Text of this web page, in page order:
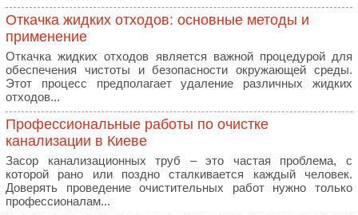
Откачка жидких отходов: основные методы и
применение
Откачка жидких отходов является важной процедурой для
обеспечения чистоты и безопасности окружающей среды.
Этот процесс предполагает удаление различных жидких
отходов...
Профессиональные работы по очистке
канализации в Киеве
Засор канализационных труб – это частая проблема, с
которой рано или поздно сталкивается каждый человек.
Доверять проведение очистительных работ нужно только
профессионалам...